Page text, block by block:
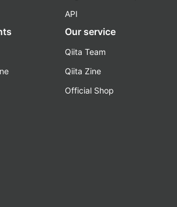
API
Our service
Qiita Team
Qiita Zine
Official Shop